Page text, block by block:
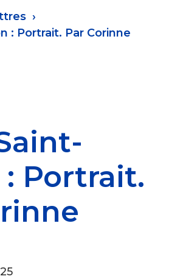
: Portrait. Par Corinne
Portrait.